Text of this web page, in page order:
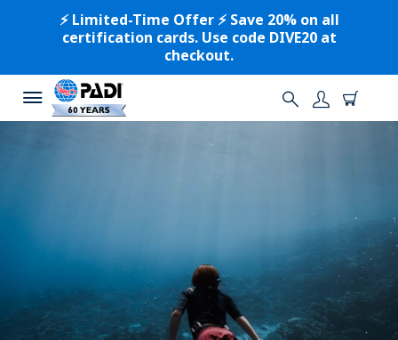
⚡️ Limited-Time Offer ⚡️ Save 20% on all
certification cards. Use code DIVE20 at
checkout.